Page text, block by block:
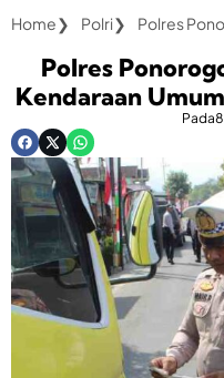
Home Polri
Polres
Kendaraan
Pada